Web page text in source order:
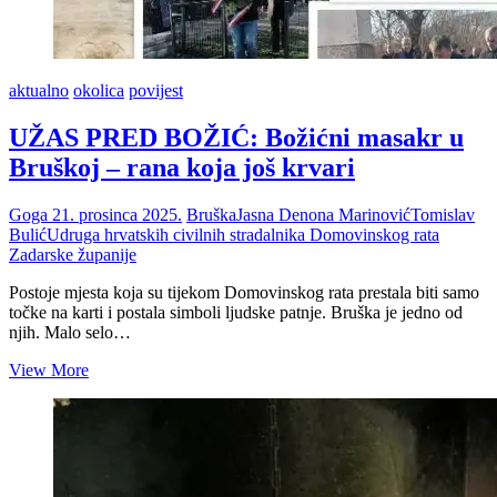
aktualno okolica povijest
UŽAS PRED BOŽIĆ: Božićni masakr u
Bruškoj – rana koja još krvari
Goga 21. prosinca 2025. BruškaJasna Denona MarinovićTomislav
BulićUdruga hrvatskih civilnih stradalnika Domovinskog rata
Zadarske županije
Postoje mjesta koja su tijekom Domovinskog rata prestala biti samo
točke na karti i postala simboli ljudske patnje. Bruška je jedno od
njih. Malo selo…
View MoreUŽAS